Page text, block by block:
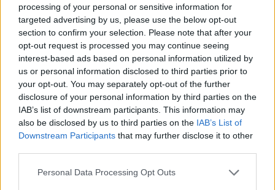
processing of your personal or sensitive information for
targeted advertising by us, please use the below opt-out
section to confirm your selection. Please note that after your
opt-out request is processed you may continue seeing
interest-based ads based on personal information utilized by
us or personal information disclosed to third parties prior to
your opt-out. You may separately opt-out of the further
disclosure of your personal information by third parties on the
IAB’s list of downstream participants. This information may
also be disclosed by us to third parties on the IAB’s List of
Downstream Participants that may further disclose it to other
Personal Data Processing Opt Outs
 Link
Salva
Gerry Scotti ·Post Deficienti·Facciabuco
FanClub·Amicizia·Quando·Tempo libero·Psichiatria FaBu ·Facciabuco
Leggi i commenti precedenti...